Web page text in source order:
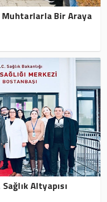
Bir Araya
Altyapısı